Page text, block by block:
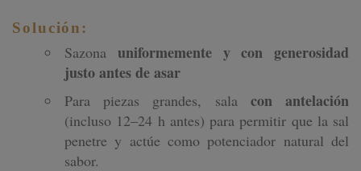
Solución:
Sazona uniformemente y con generosidad
justo antes de asar
Para piezas grandes, sala con antelación
(incluso 12–24 h antes) para permitir que la sal
penetre y actúe como potenciador natural del
sabor.